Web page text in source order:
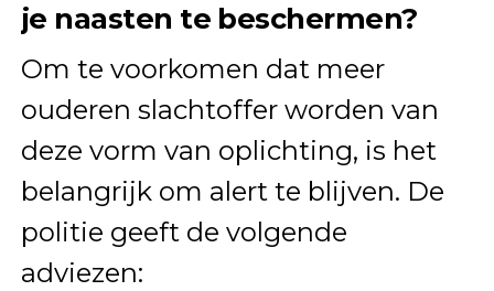
je naasten te beschermen?
Om te voorkomen dat meer
ouderen slachtoffer worden van
deze vorm van oplichting, is het
belangrijk om alert te blijven. De
politie geeft de volgende
adviezen: